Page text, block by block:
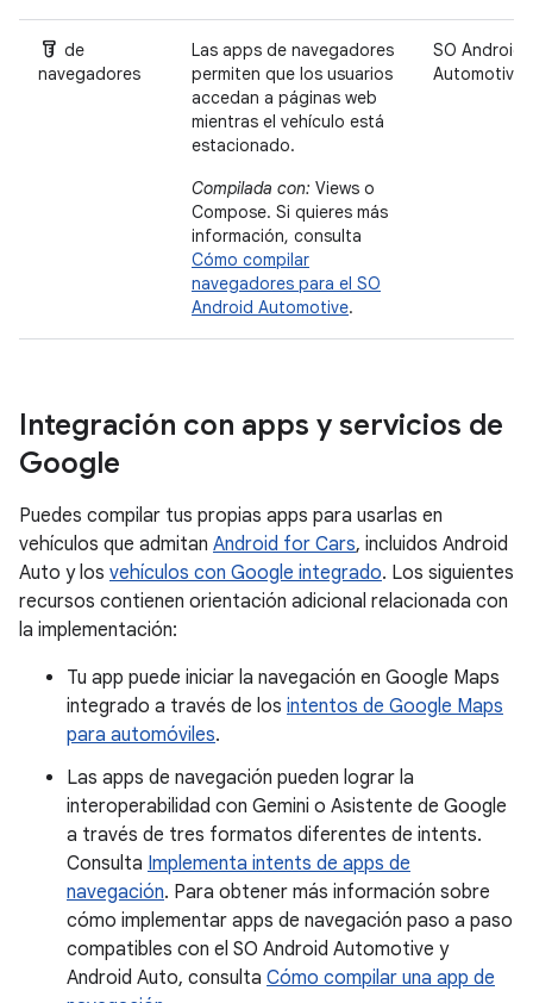
Labs de
navegadores
Las apps de navegadores
permiten que los usuarios
accedan a páginas web
mientras el vehículo está
estacionado.
Compilada con: Views o
Compose. Si quieres más
información, consulta
Cómo compilar
navegadores para el SO
Android Automotive.
SO Android
Automotive
Integración con apps y servicios de
Google
Puedes compilar tus propias apps para usarlas en
vehículos que admitan Android for Cars, incluidos Android
Auto y los vehículos con Google integrado. Los siguientes
recursos contienen orientación adicional relacionada con
la implementación:
Tu app puede iniciar la navegación en Google Maps
integrado a través de los intentos de Google Maps
para automóviles.
Las apps de navegación pueden lograr la
interoperabilidad con Gemini o Asistente de Google
a través de tres formatos diferentes de intents.
Consulta Implementa intents de apps de
navegación. Para obtener más información sobre
cómo implementar apps de navegación paso a paso
compatibles con el SO Android Automotive y
Android Auto, consulta Cómo compilar una app de